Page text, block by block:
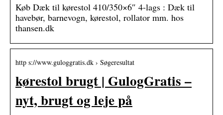
Køb Dæk til kørestol 410/350×6″ 4-lags : Dæk til
havebør, barnevogn, kørestol, rollator mm. hos
thansen.dk
http s://www.guloggratis.dk › Søgeresultat
kørestol brugt | GulogGratis –
nyt, brugt og leje på